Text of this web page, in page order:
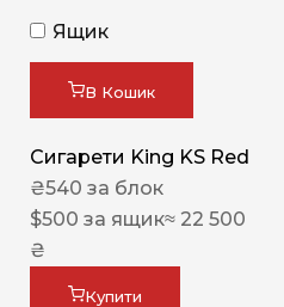
Ящик
В Кошик
Сигарети King KS Red
₴540 за блок
$500 за ящик≈ 22 500
₴
Купити